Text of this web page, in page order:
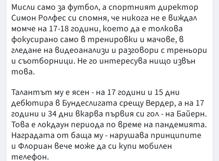
Мисли само за футбол, а спортният директор
Симон Ролфес си спомня, че никога не е виждал
момче на 17-18 години, което да е толкова
фокусирано само в тренировки и мачове, в
гледане на видеоанализи и разговори с треньори
и съотборници. Не го интересува нищо извън
това.
Талантът му е ясен - на 17 години и 15 дни
дебютира в Бундеслигата срещу Вердер, а на 17
години и 34 дни вкарва първия си гол - на Байерн.
Това е локдаун периода по време на пандемията.
Наградата от баща му - нарушава принципите
и Флориан вече може да си купи мобилен
телефон.